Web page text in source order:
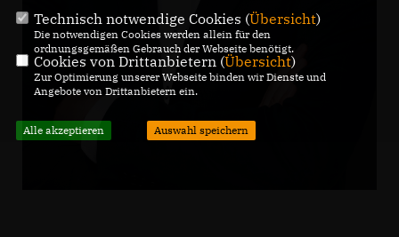
Technisch notwendige Cookies (Übersicht)
Die notwendigen Cookies werden allein für den
ordnungsgemäßen Gebrauch der Webseite benötigt.
Cookies von Drittanbietern (Übersicht)
Zur Optimierung unserer Webseite binden wir Dienste und
Angebote von Drittanbietern ein.
Alle akzeptieren Auswahl speichern